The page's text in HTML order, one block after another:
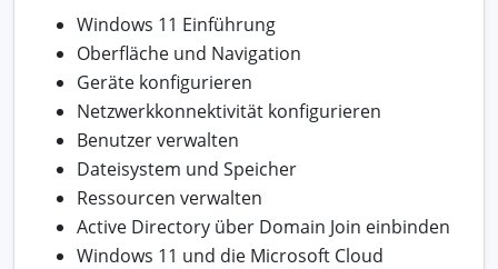
Windows 11 Einführung
Oberfläche und Navigation
Geräte konfigurieren
Netzwerkkonnektivität konfigurieren
Benutzer verwalten
Dateisystem und Speicher
Ressourcen verwalten
Active Directory über Domain Join einbinden
Windows 11 und die Microsoft Cloud